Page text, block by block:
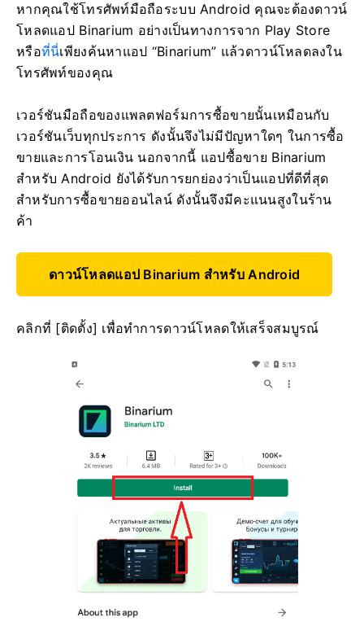
หากคุณใช้โทรศัพท์มือถือระบบ Android คุณจะต้องดาวน์
โหลดแอป Binarium อย่างเป็นทางการจาก Play Store
หรือที่นี่เพียงค้นหาแอป “Binarium” แล้วดาวน์โหลดลงใน
โทรศัพท์ของคุณ
เวอร์ชันมือถือของแพลตฟอร์มการซื้อขายนั้นเหมือนกับ
เวอร์ชันเว็บทุกประการ ดังนั้นจึงไม่มีปัญหาใดๆ ในการซื้อ
ขายและการโอนเงิน นอกจากนี้ แอปซื้อขาย Binarium
สำหรับ Android ยังได้รับการยกย่องว่าเป็นแอปที่ดีที่สุด
สำหรับการซื้อขายออนไลน์ ดังนั้นจึงมีคะแนนสูงในร้าน
ค้า
ดาวน์โหลดแอป Binarium สำหรับ Android
คลิกที่ [ติดตั้ง] เพื่อทำการดาวน์โหลดให้เสร็จสมบูรณ์